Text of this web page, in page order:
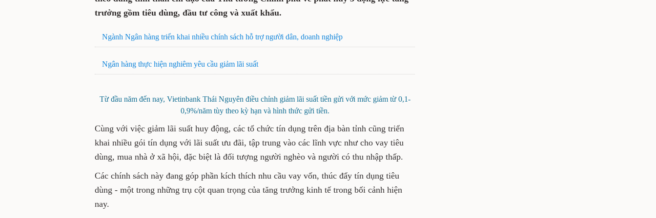
tinh thần chỉ đạo của Thủ tướng Chính phủ về phát huy 3 động lực
Từ đầu năm đến nay, Vietinbank Thái Nguyên điều chỉnh giảm lãi suất tiền gửi với
mức giảm từ 0,1-0,9%/năm tùy theo kỳ hạn và hình thức gửi tiền.
Cùng với việc giảm lãi suất huy động, các tổ chức tín dụng trên địa bàn
tỉnh cũng triển khai nhiều gói tín dụng với lãi suất ưu đãi, tập trung vào
các lĩnh vực như cho vay tiêu dùng, mua nhà ở xã hội, đặc biệt là đối
tượng người nghèo và người có thu nhập thấp.
Các chính sách này đang góp phần kích thích nhu cầu vay vốn, thúc đẩy